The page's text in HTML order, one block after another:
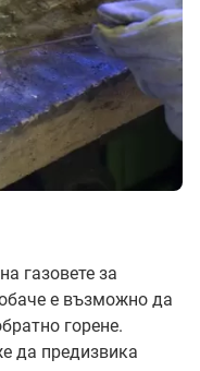
газовете за
е възможно да
горене.
да предизвика